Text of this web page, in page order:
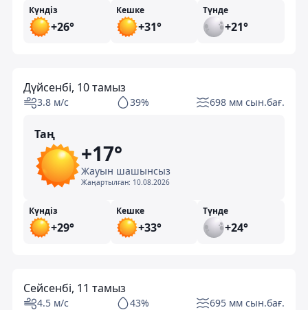
Күндіз
+26°
Кешке
+31°
Түнде
+21°
Дүйсенбі, 10 тамыз
3.8 м/с 39% 698 мм сын.бағ.
Таң
+17°
Жауын шашынсыз
Жаңартылған: 10.08.2026
Күндіз
+29°
Кешке
+33°
Түнде
+24°
Сейсенбі, 11 тамыз
4.5 м/с 43% 695 мм сын.бағ.